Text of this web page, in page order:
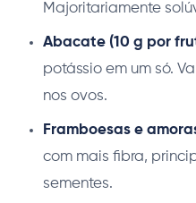
Majoritariamente
Abacate (10 g por
potássio em um só.
nos ovos.
Framboesas e
com mais fibra,
sementes.